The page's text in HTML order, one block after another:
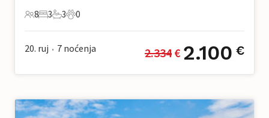
8 Gosti
8
3 Spavaće sobe
3
3 Kupaonice
3
0 Kućni ljubimac
0
20. ruj • 7 noćenja 2.334 € 2.100 €